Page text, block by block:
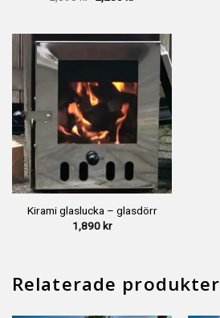
ursprungliga
2,598 kr.2,280 kr.
Kirami glaslucka – glasdörr
1,890kr
Relaterade produkter